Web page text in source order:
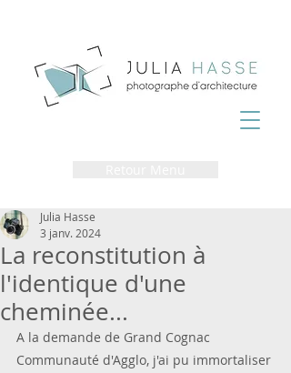
La reconstitution à
l'identique d'une
cheminée...
Julia Hasse
3 janv. 2024
A la demande de Grand Cognac
Communauté d'Agglo, j'ai pu immortaliser